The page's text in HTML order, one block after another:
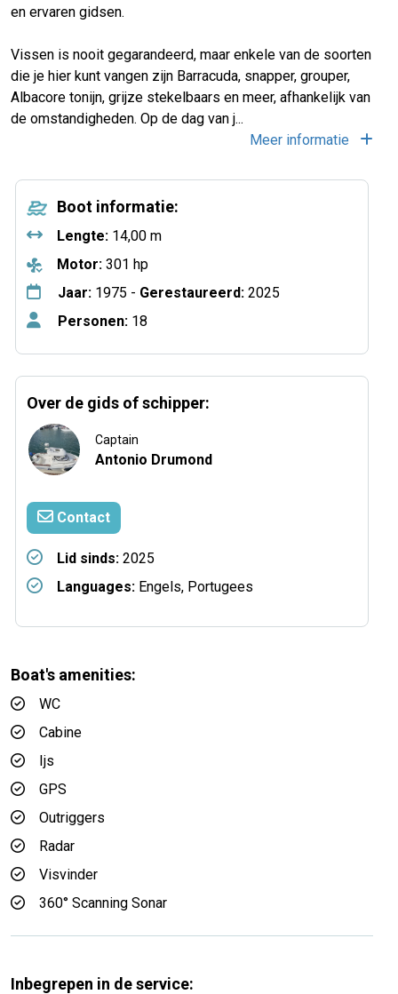
en ervaren gidsen.
Vissen is nooit gegarandeerd, maar enkele van de soorten
die je hier kunt vangen zijn Barracuda, snapper, grouper,
Albacore tonijn, grijze stekelbaars en meer, afhankelijk van
de omstandigheden. Op de dag van j...
Meer informatie
Boot informatie:
Lengte: 14,00 m
Motor: 301 hp
Jaar: 1975 - Gerestaureerd: 2025
Personen: 18
Over de gids of schipper:
Captain
Antonio Drumond
Contact
Lid sinds: 2025
Languages: Engels, Portugees
Boat's amenities:
WC
Cabine
Ijs
GPS
Outriggers
Radar
Visvinder
360° Scanning Sonar
Inbegrepen in de service: